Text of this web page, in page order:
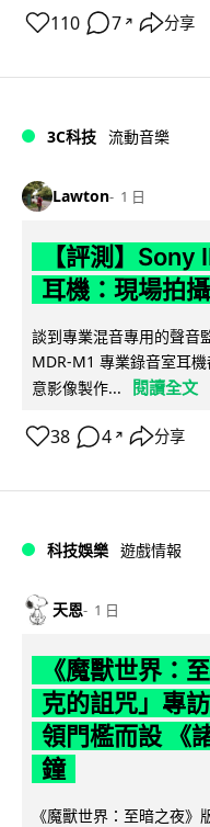
110 7 ↗ 分享
3C科技 流動音樂
Lawton 1 日
【評測】
耳機：現場拍
談到專業混音專用的聲音
MDR-M1 專業錄音室耳
意影像製作...
閱讀全文
38 4 ↗ 分享
科技娛樂 遊戲情報
天恩 1 日
《魔獸世界：
克的詛咒」專
領門檻而設 《
鐘
《魔獸世界：至暗之夜